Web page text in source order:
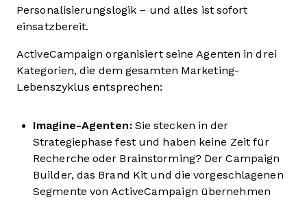
Personalisierungslogik – und alles ist sofort
einsatzbereit.
ActiveCampaign organisiert seine Agenten in drei
Kategorien, die dem gesamten Marketing-
Lebenszyklus entsprechen:
Imagine-Agenten: Sie stecken in der
Strategiephase fest und haben keine Zeit für
Recherche oder Brainstorming? Der Campaign
Builder, das Brand Kit und die vorgeschlagenen
Segmente von ActiveCampaign übernehmen